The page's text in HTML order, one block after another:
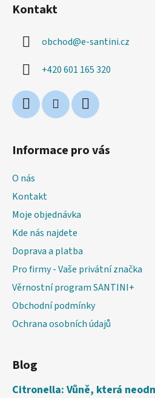
Kontakt
obchod@e-santini.cz
+420 601 165 320
Informace pro vás
O nás
Kontakt
Moje objednávka
Kde nás najdete
Doprava a platba
Pro firmy - Vaše privátní značka
Věrnostní program SANTINI+
Obchodní podmínky
Ochrana osobních údajů
Blog
Citronella: Vůně, která